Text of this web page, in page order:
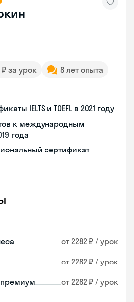
₽ за урок
8 лет опыта
IELTS и TOEFL в 2021 году
к международным
года
сертификат
от 2282 ₽ / урок
от 2282 ₽ / урок
от 2282 ₽ / урок